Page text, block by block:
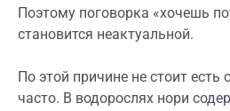
Поэтому поговорка «хочешь
становится неактуальной.
По этой причине не стоит
часто. В водорослях нори